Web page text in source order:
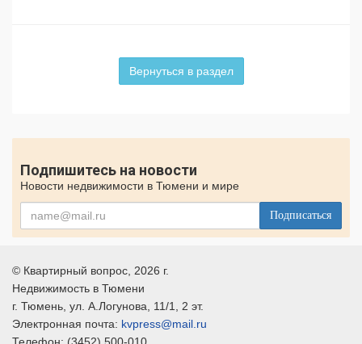
Вернуться в раздел
Подпишитесь на новости
Новости недвижимости в Тюмени и мире
Подписаться
© Квартирный вопрос , 2026 г.
Недвижимость в Тюмени
г. Тюмень , ул. А.Логунова, 11/1, 2 эт.
Электронная почта: kvpress@mail.ru
Телефон: (3452) 500-010